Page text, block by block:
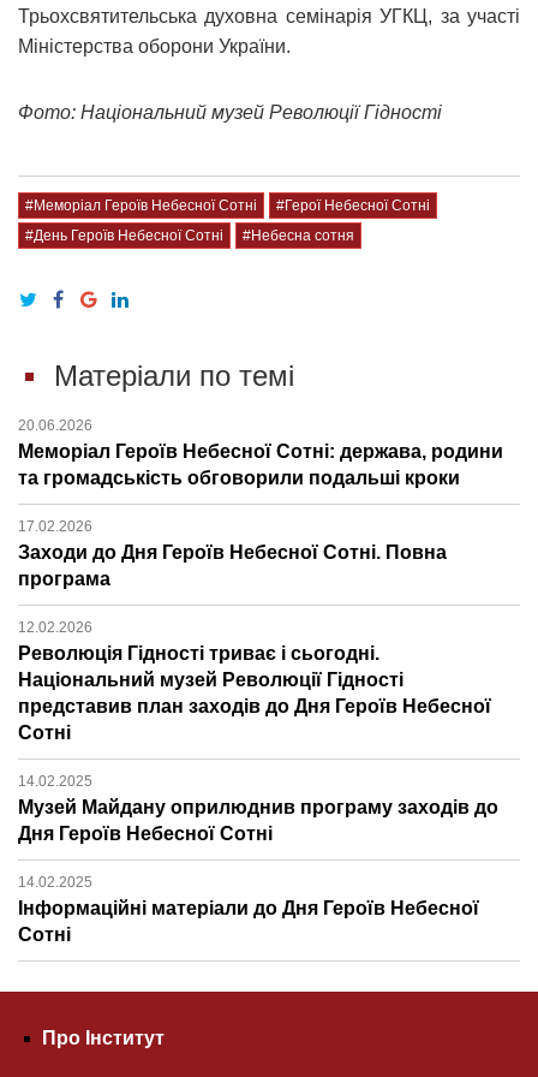
Трьохсвятительська духовна семінарія УГКЦ, за участі
Міністерства оборони України.
Фото: Національний музей Революції Гідності
#Меморіал Героїв Небесної Сотні
#Герої Небесної Сотні
#День Героїв Небесної Сотні
#Небесна сотня
Матеріали по темі
20.06.2026
Меморіал Героїв Небесної Сотні: держава, родини
та громадськість обговорили подальші кроки
17.02.2026
Заходи до Дня Героїв Небесної Сотні. Повна
програма
12.02.2026
Революція Гідності триває і сьогодні.
Національний музей Революції Гідності
представив план заходів до Дня Героїв Небесної
Сотні
14.02.2025
Музей Майдану оприлюднив програму заходів до
Дня Героїв Небесної Сотні
14.02.2025
Інформаційні матеріали до Дня Героїв Небесної
Сотні
Про Інститут